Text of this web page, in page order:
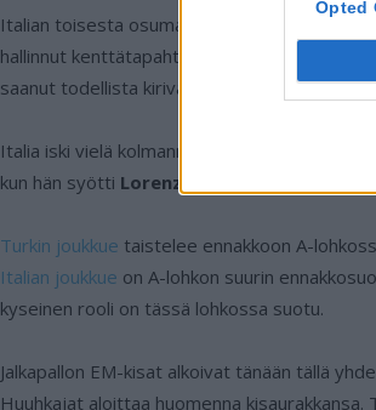
Opted
Italian toisesta osumasta Turkki lamaantui
hallinnut kenttätapahtumia alusta saakka,
saanut todellista kirivaihetta päälle.
Italia iski vielä kolmannen maalin Turkin
kun hän syötti Lorenzo Insignelle
Turkin joukkue taistelee ennakkoon A-
Italian joukkue on A-lohkon suurin
kyseinen rooli on tässä lohkossa suotu.
Jalkapallon EM-kisat alkoivat tänään tällä
Huuhkajat aloittaa huomenna kisaurakkansa.